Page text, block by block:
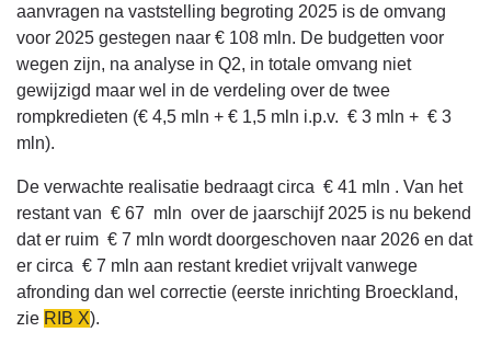
aanvragen na vaststelling begroting 2025 is de omvang
voor 2025 gestegen naar € 108 mln. De budgetten voor
wegen zijn, na analyse in Q2, in totale omvang niet
gewijzigd maar wel in de verdeling over de twee
rompkredieten (€ 4,5 mln + € 1,5 mln i.p.v. € 3 mln + € 3
mln).
De verwachte realisatie bedraagt circa € 41 mln . Van het
restant van € 67 mln over de jaarschijf 2025 is nu bekend
dat er ruim € 7 mln wordt doorgeschoven naar 2026 en dat
er circa € 7 mln aan restant krediet vrijvalt vanwege
afronding dan wel correctie (eerste inrichting Broeckland,
zie RIB X).